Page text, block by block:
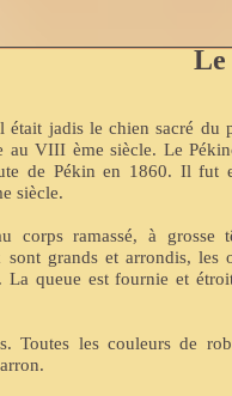
Le
était jadis le chien sacré du
VIII ème siècle. Le
de Pékin en 1860. Il fut
siècle.
corps ramassé, à grosse
grands et arrondis, les
La queue est fournie et
Toutes les couleurs de